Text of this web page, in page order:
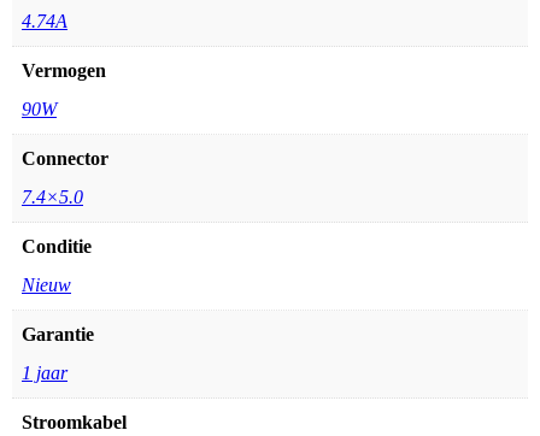
4.74A
Vermogen
90W
Connector
7.4×5.0
Conditie
Nieuw
Garantie
1 jaar
Stroomkabel